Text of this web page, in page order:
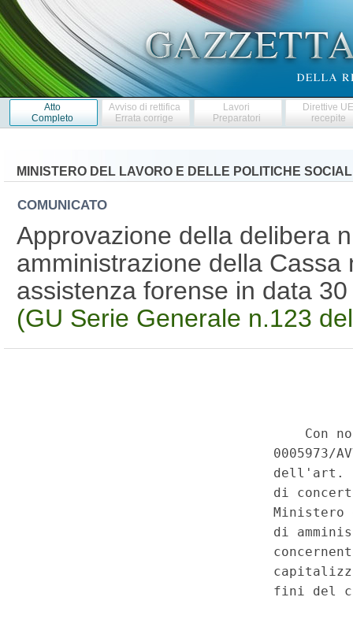
Atto
Completo
Avviso di rettifica
Errata corrige
Lavori
Preparatori
Direttive
recepite
MINISTERO DEL LAVORO E DELLE POLITICHE
COMUNICATO
Approvazione della delibera
amministrazione della
assistenza forense in data
(GU Serie Generale n.123